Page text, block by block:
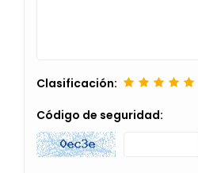
Clasificación:
Código de seguridad: